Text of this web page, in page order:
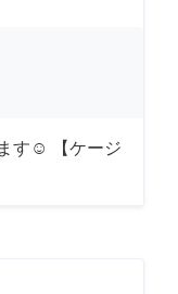
す☺︎ 【ケージ